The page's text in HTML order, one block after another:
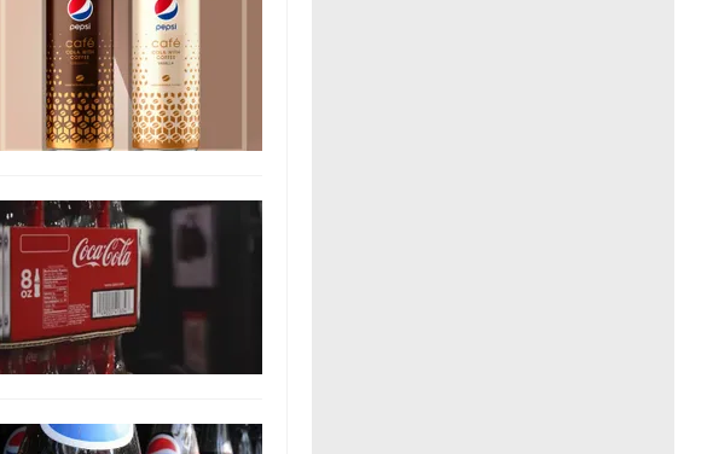
Video
Shorts video
Podcast
EMagazine
Photo
Infographic
Góc ảnh
Công nghệ
Hitech Công nghệ tương lai